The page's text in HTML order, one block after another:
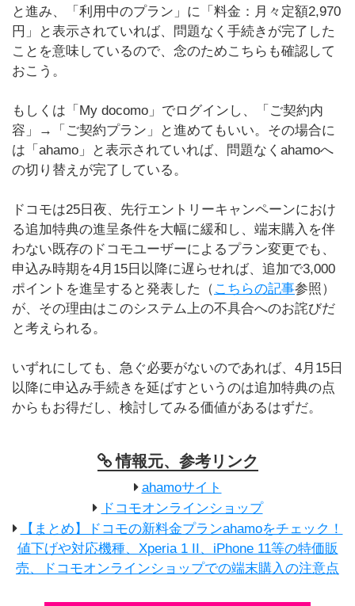
と進み、「利用中のプラン」に「料金：月々定額2,970
円」と表示されていれば、問題なく手続きが完了した
ことを意味しているので、念のためこちらも確認して
おこう。
もしくは「My docomo」でログインし、「ご契約内
容」→「ご契約プラン」と進めてもいい。その場合に
は「ahamo」と表示されていれば、問題なくahamoへ
の切り替えが完了している。
ドコモは25日夜、先行エントリーキャンペーンにおけ
る追加特典の進呈条件を大幅に緩和し、端末購入を伴
わない既存のドコモユーザーによるプラン変更でも、
申込み時期を4月15日以降に遅らせれば、追加で3,000
ポイントを進呈すると発表した（ こちらの記事参照）
が、その理由はこのシステム上の不具合へのお詫びだ
と考えられる。
いずれにしても、急ぐ必要がないのであれば、4月15日
以降に申込み手続きを延ばすというのは追加特典の点
からもお得だし、検討してみる価値があるはずだ。
情報元、参考リンク
ahamoサイト
ドコモオンラインショップ
【まとめ】ドコモの新料金プランahamoをチェック！
値下げや対応機種、Xperia 1 II、iPhone 11等の特価販
売、ドコモオンラインショップでの端末購入の注意点